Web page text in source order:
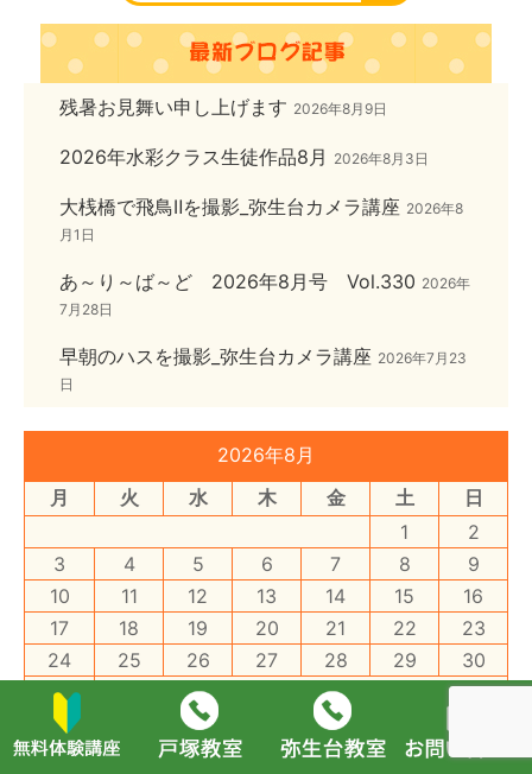
残暑お見舞い申し上げます 2026年8月9日
2026年水彩クラス生徒作品8月 2026年8月3日
大桟橋で飛鳥Ⅱを撮影_弥生台カメラ講座 2026年8
月1日
あ～り～ば～ど 2026年8月号 Vol.330 2026年
7月28日
早朝のハスを撮影_弥生台カメラ講座 2026年7月23
日
2026年8月
月
火 水 木 金 土
日
1
2
3
4 5 6 7 8
9
10
11 12 13 14 15
16
17
18 19 20 21 22
23
24
25 26 27 28 29
30
31